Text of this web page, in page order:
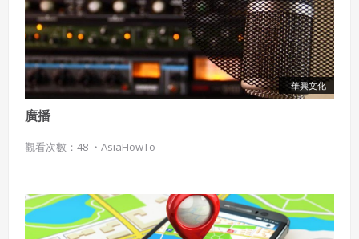
華興文化
廣播
觀看次數：48 ・ AsiaHowTo